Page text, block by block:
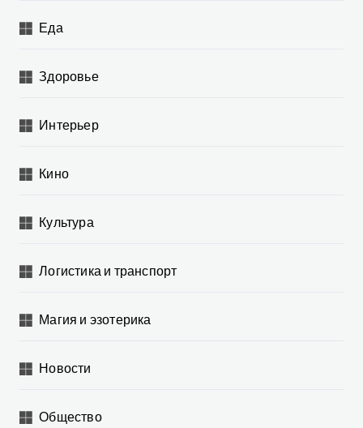
Еда
Здоровье
Интерьер
Кино
Культура
Логистика и транспорт
Магия и эзотерика
Новости
Общество